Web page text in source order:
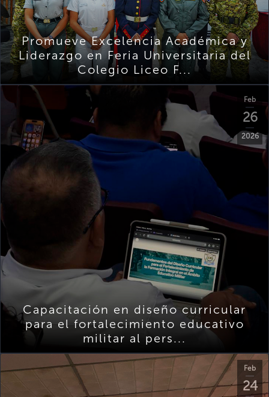
Promueve Excelencia Académica y
Liderazgo en Feria Universitaria del
Colegio Liceo F...
Feb
26
2026
Capacitación en diseño curricular
para el fortalecimiento educativo
militar al pers...
Feb
24